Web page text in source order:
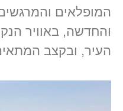
המופלאים
והחדשה, באוויר
העיר, ובקצב